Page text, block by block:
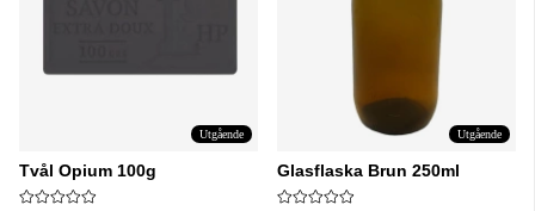
Utgående
Tvål Opium 100g
Utgående
Glasflaska Brun 250ml